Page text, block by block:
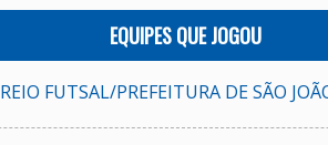
EQUIPES QUE JOGOU
REIO FUTSAL/PREFEITURA DE SÃO